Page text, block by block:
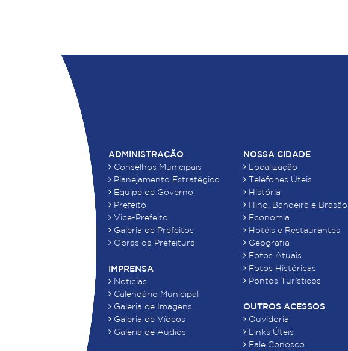
ADMINISTRAÇÃO
Conselhos Municipais
Planejamento Estratégico
Equipe de Governo
Prefeito
Vice-Prefeito
Galeria de Prefeitos
Obras da Prefeitura
IMPRENSA
Notícias
Calendário Municipal
Galeria de Imagens
Galeria de Vídeos
Galeria de Áudios
NOSSA CIDADE
Localização
Telefones Úteis
História
Hino, Bandeira e Brasão
Economia
Hotéis e Restaurantes
Geografia
Fotos Atuais
Fotos Históricas
Pontos Turísticos
OUTROS ACESSOS
Ouvidoria
Links Úteis
Fale Conosco